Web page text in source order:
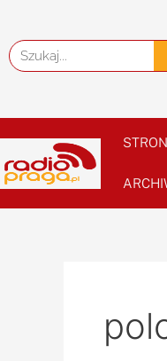
content
Szukaj